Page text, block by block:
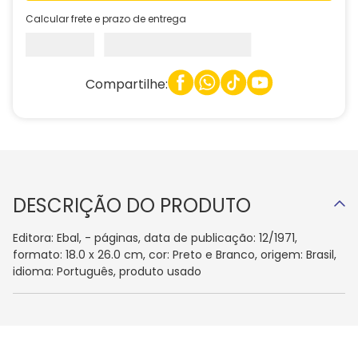
Calcular frete e prazo de entrega
Compartilhe:
DESCRIÇÃO DO PRODUTO
Editora: Ebal, - páginas, data de publicação: 12/1971,
formato: 18.0 x 26.0 cm, cor: Preto e Branco, origem: Brasil,
idioma: Português, produto usado